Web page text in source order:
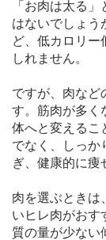
「お肉は太る
はないでしょう
ど、低カロリ
しれません。
ですが、肉など
す。筋肉が多く
体へと変えるこ
でなく、しっか
ぎ、健康的に痩
肉を選ぶときは
いヒレ肉がおす
質の量が少ない